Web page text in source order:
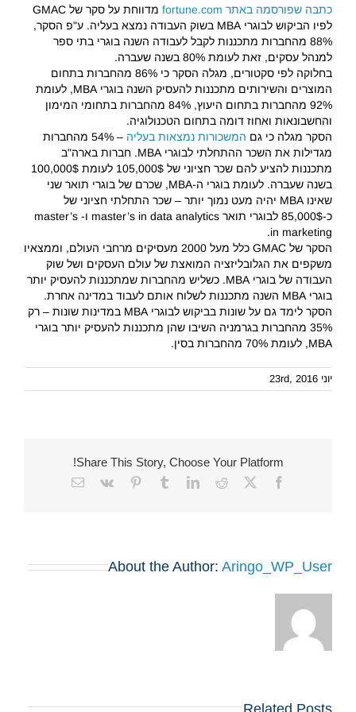
כתבה שפורסמה באתר fortune.com
מדווחת על סקר של GMAC
לפיו הביקוש לבוגרי MBA בשוק העבודה נמצא בעליה. ע"פ הסקר,
88% מהחברות מתכננות לקבל לעבודה השנה בוגרי בתי ספר
למנהל עסקים, זאת לעומת 80% בשנה שעברה.
בחלוקה לפי סקטורים, מגלה הסקר כי 86% מהחברות בתחום
המוצרים והשירותים מתכננות להעסיק השנה בוגרי MBA, לעומת
92% מהחברות בתחום היעוץ, 84% מהחברות בתחומי המימון
והחשבונאות ואחוז דומה בתחום הטכנולוגיה.
הסקר מגלה כי גם המשכורות נמצאות בעליה
– 54% מהחברות
מגדילות את השכר ההתחלתי לבוגרי MBA. חברות בארה"ב
מתכננות להציע להם שכר חציוני של 105,000$ לעומת 100,000$
בשנה שעברה. לעומת בוגרי ה-MBA, שכרם של בוגרי תואר שני
שאינו MBA יהיה מעט נמוך יותר – שכר התחלתי חציוני של
כ-85,000$ לבוגרי תואר master’s in data analytics ו- master’s
in marketing.
הסקר של GMAC כלל מעל 2000 מעסיקים מרחבי העולם, וממצאיו
משקפים את הגלובליזציה המואצת של עולם העסקים ושל שוק
העבודה של בוגרי MBA. כשליש מהחברות שמתכננות להעסיק יותר
בוגרי MBA השנה מתכננות לשלוח אותם לעבוד במדינה אחרת.
הסקר לימד גם על שונות בביקוש לבוגרי MBA במדינות שונות – רק
35% מהחברות בגרמניה השיבו שהן מתכננות להעסיק יותר בוגרי
MBA, לעומת 70% מהחברות בסין.
יוני 23rd, 2016
Share This Story, Choose Your Platform!
Facebook
X
Reddit
LinkedIn
Tumblr
Pinterest
Vk
Email
About the Author: Aringo_WP_User
Related Posts